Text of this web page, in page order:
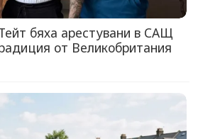
бяха арестувани в САЩ
от Великобритания